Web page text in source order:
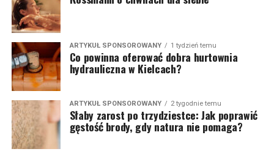
ARTYKUŁ SPONSOROWANY 1 tydzień temu
Co powinna oferować dobra hurtownia
hydrauliczna w Kielcach?
ARTYKUŁ SPONSOROWANY 2 tygodnie temu
Słaby zarost po trzydziestce: Jak poprawić
gęstość brody, gdy natura nie pomaga?